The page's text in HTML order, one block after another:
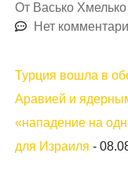
От Васько Хмелько
Нет
Турция вошла в
Аравией и
«нападение на
для Израиля -